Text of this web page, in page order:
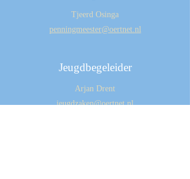
Tjeerd Osinga
penningmeester@oertnet.nl
Jeugdbegeleider
Arjan Drent
jeugdzaken@oertnet.nl